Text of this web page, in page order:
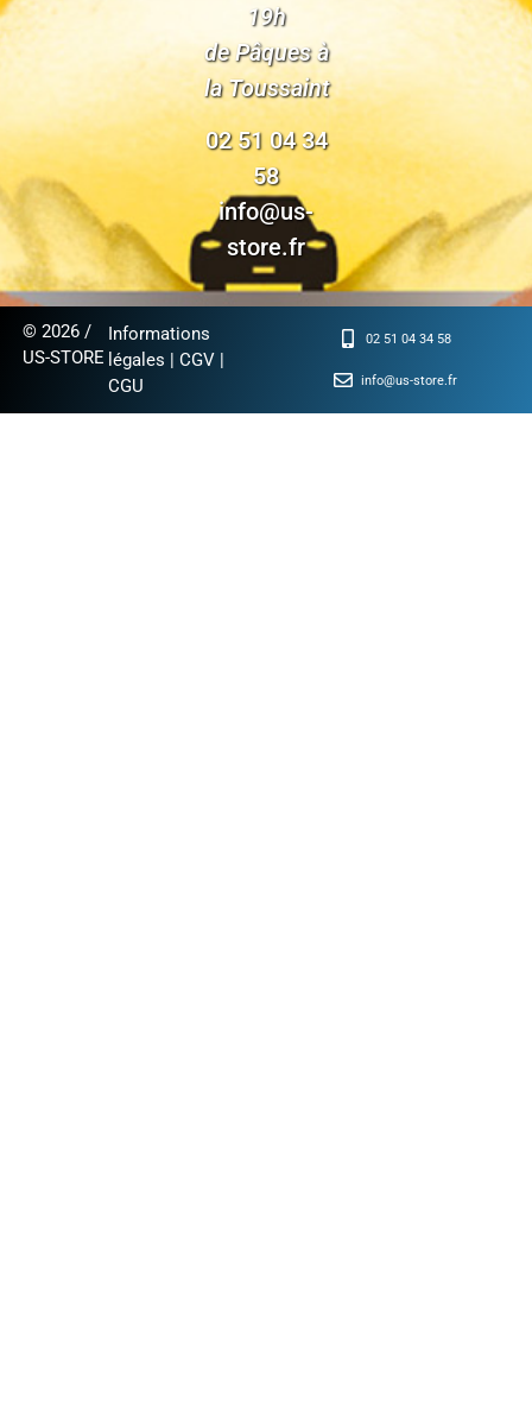
19h
de Pâques à
la Toussaint
02 51 04 34
58
info@us-
store.fr
© 2026 /
US-STORE
Informations
légales |CGV |
CGU
02 51 04 34 58
info@us-store.fr